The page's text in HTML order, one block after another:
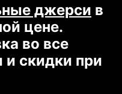
,
версии
22.
джерси в
цене.
во все
скидки при